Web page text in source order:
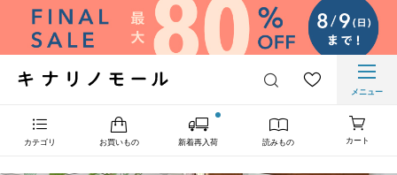
メニュー
カテゴリ お買いもの 新着再入荷 読みもの カート